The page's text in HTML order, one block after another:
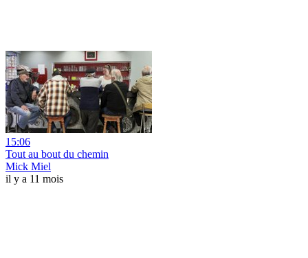
15:06
Tout au bout du chemin
Mick Miel
il y a 11 mois